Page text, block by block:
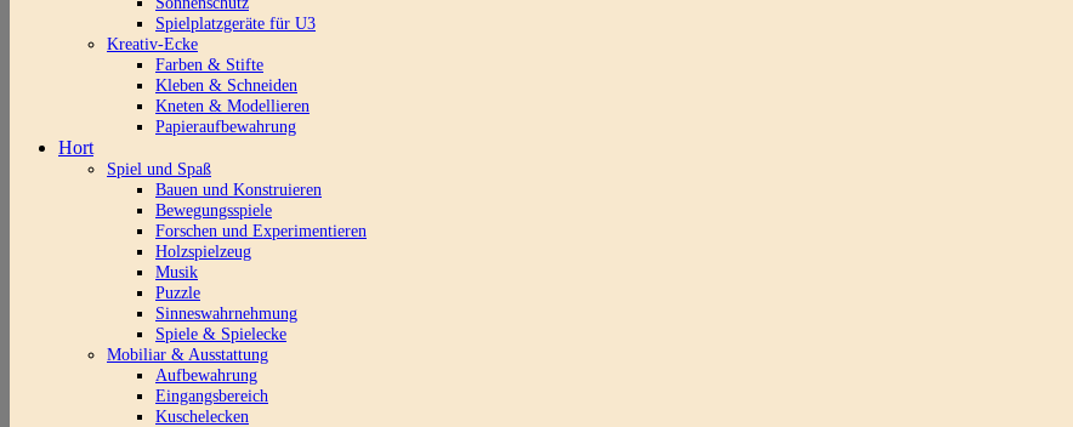
Spielplatzgeräte für U3
Kreativ-Ecke
Farben & Stifte
Kleben & Schneiden
Kneten & Modellieren
Papieraufbewahrung
Hort
Spiel und Spaß
Bauen und Konstruieren
Bewegungsspiele
Forschen und Experimentieren
Holzspielzeug
Musik
Puzzle
Sinneswahrnehmung
Spiele & Spielecke
Mobiliar & Ausstattung
Aufbewahrung
Eingangsbereich
Kuschelecken